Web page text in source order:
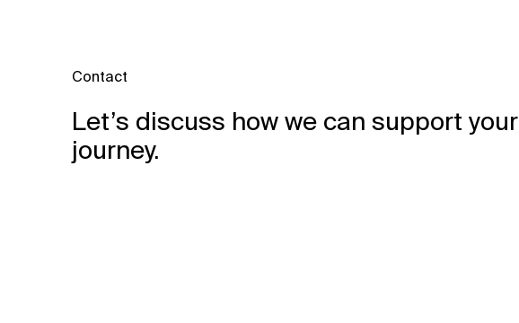
Contact
Let’s discuss how we can support your
journey.